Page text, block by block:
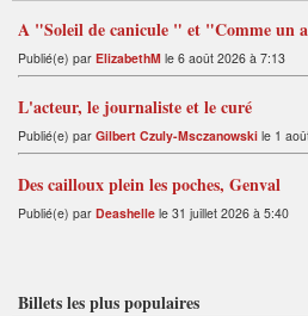
A "Soleil de canicule " et "Comme un
Publié(e) par ElizabethM le 6 août 2026 à 7:13
L'acteur, le journaliste et le curé
Publié(e) par Gilbert Czuly-Msczanowski le 1
Des cailloux plein les poches, Genval
Publié(e) par Deashelle le 31 juillet 2026 à 5:40
Billets les plus populaires